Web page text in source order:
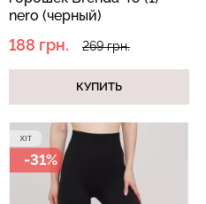
nero (черный)
188 грн. 269 грн.
КУПИТЬ
-31%
Бесшовные леггинсы из
02 (черный) Giulia
789 грн.